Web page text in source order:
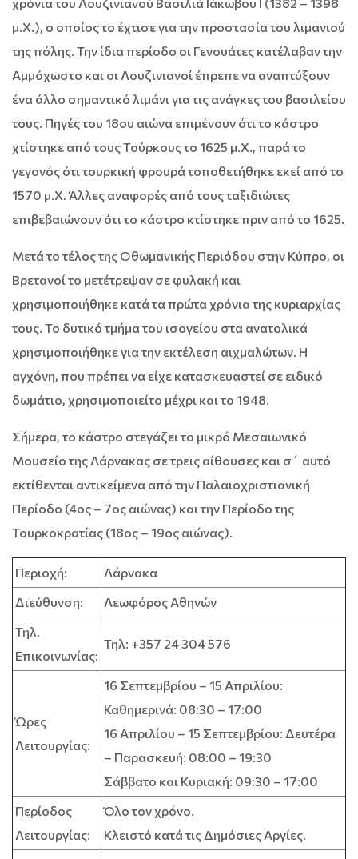
μ.Χ.), ο οποίος το έχτισε για την προστασία του λιμανιού
της πόλης. Την ίδια περίοδο οι Γενουάτες κατέλαβαν την
Αμμόχωστο και οι Λουζινιανοί έπρεπε να αναπτύξουν
ένα άλλο σημαντικό λιμάνι για τις ανάγκες του βασιλείου
τους. Πηγές του 18ου αιώνα επιμένουν ότι το κάστρο
χτίστηκε από τους Τούρκους το 1625 μ.Χ., παρά το
γεγονός ότι τουρκική φρουρά τοποθετήθηκε εκεί από το
1570 μ.Χ. Άλλες αναφορές από τους ταξιδιώτες
επιβεβαιώνουν ότι το κάστρο κτίστηκε πριν από το 1625.
Μετά το τέλος της Οθωμανικής Περιόδου στην Κύπρο, οι
Βρετανοί το μετέτρεψαν σε φυλακή και
χρησιμοποιήθηκε κατά τα πρώτα χρόνια της κυριαρχίας
τους. Το δυτικό τμήμα του ισογείου στα ανατολικά
χρησιμοποιήθηκε για την εκτέλεση αιχμαλώτων. Η
αγχόνη, που πρέπει να είχε κατασκευαστεί σε ειδικό
δωμάτιο, χρησιμοποιείτο μέχρι και το 1948.
Σήμερα, το κάστρο στεγάζει το μικρό Μεσαιωνικό
Μουσείο της Λάρνακας σε τρεις αίθουσες και σ΄ αυτό
εκτίθενται αντικείμενα από την Παλαιοχριστιανική
Περίοδο (4ος – 7ος αιώνας) και την Περίοδο της
Τουρκοκρατίας (18ος – 19ος αιώνας).
Περιοχή:
Λάρνακα
Διεύθυνση:
Λεωφόρος Αθηνών
Τηλ.
Επικοινωνίας:
Τηλ: +357 24 304 576
Ώρες
Λειτουργίας:
16 Σεπτεμβρίου – 15 Απριλίου:
Καθημερινά: 08:30 – 17:00
16 Απριλίου – 15 Σεπτεμβρίου: Δευτέρα
– Παρασκευή: 08:00 – 19:30
Σάββατο και Κυριακή: 09:30 – 17:00
Περίοδος
Λειτουργίας:
Όλο τον χρόνο.
Κλειστό κατά τις Δημόσιες Αργίες.